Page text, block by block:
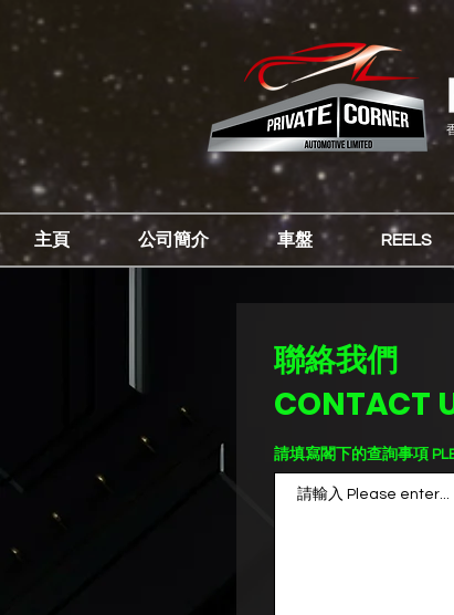
主頁 公司簡介 車盤 REELS
聯絡我們
CONTACT
請填寫閣下的查詢事項